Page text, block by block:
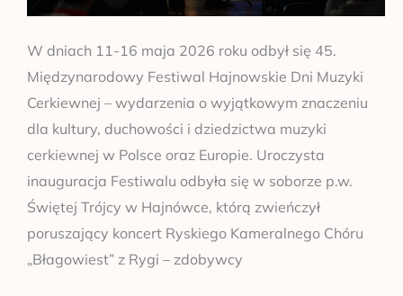
W dniach 11-16 maja 2026 roku odbył się 45.
Międzynarodowy Festiwal Hajnowskie Dni Muzyki
Cerkiewnej – wydarzenia o wyjątkowym znaczeniu
dla kultury, duchowości i dziedzictwa muzyki
cerkiewnej w Polsce oraz Europie. Uroczysta
inauguracja Festiwalu odbyła się w soborze p.w.
Świętej Trójcy w Hajnówce, którą zwieńczył
poruszający koncert Ryskiego Kameralnego Chóru
„Błagowiest” z Rygi – zdobywcy